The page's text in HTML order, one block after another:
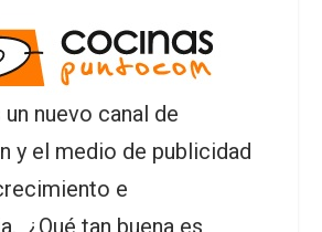
nuevo canal de
y el medio de publicidad
e
¿Qué tan buena es